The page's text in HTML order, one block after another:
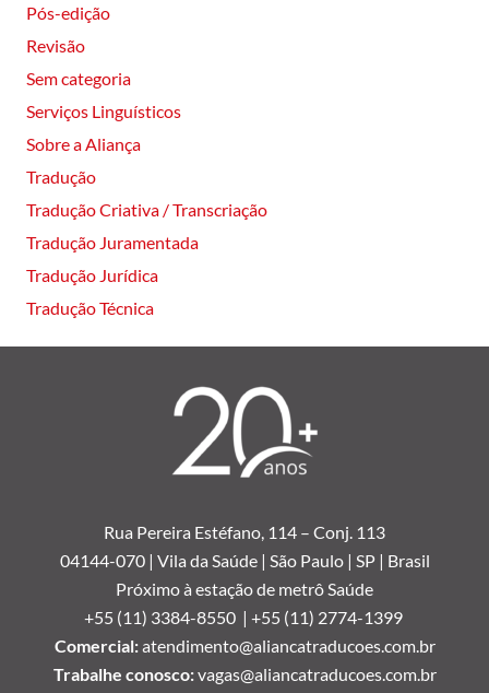
Pós-edição
Revisão
Sem categoria
Serviços Linguísticos
Sobre a Aliança
Tradução
Tradução Criativa / Transcriação
Tradução Juramentada
Tradução Jurídica
Tradução Técnica
Rua Pereira Estéfano, 114 – Conj. 113
04144-070 | Vila da Saúde | São Paulo | SP | Brasil
Próximo à estação de metrô Saúde
+55 (11) 3384-8550 | +55 (11) 2774-1399
Comercial:atendimento@aliancatraducoes.com.br
Trabalhe conosco:vagas@aliancatraducoes.com.br